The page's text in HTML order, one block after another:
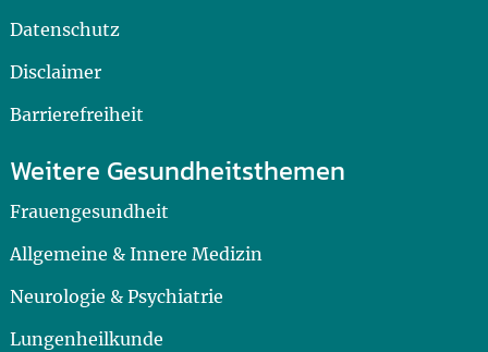
Datenschutz
Disclaimer
Barrierefreiheit
Weitere Gesundheitsthemen
Frauengesundheit
Allgemeine & Innere Medizin
Neurologie & Psychiatrie
Lungenheilkunde